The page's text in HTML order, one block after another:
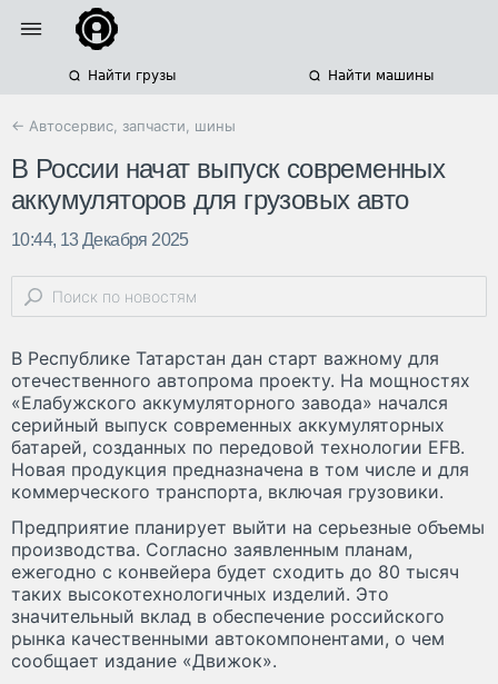
Найти грузы Найти машины
← Автосервис, запчасти, шины
В России начат выпуск современных
аккумуляторов для грузовых авто
10:44, 13 Декабря 2025
В Республике Татарстан дан старт важному для
отечественного автопрома проекту. На мощностях
«Елабужского аккумуляторного завода» начался
серийный выпуск современных аккумуляторных
батарей, созданных по передовой технологии EFB.
Новая продукция предназначена в том числе и для
коммерческого транспорта, включая грузовики.
Предприятие планирует выйти на серьезные объемы
производства. Согласно заявленным планам,
ежегодно с конвейера будет сходить до 80 тысяч
таких высокотехнологичных изделий. Это
значительный вклад в обеспечение российского
рынка качественными автокомпонентами, о чем
сообщает издание «Движок».